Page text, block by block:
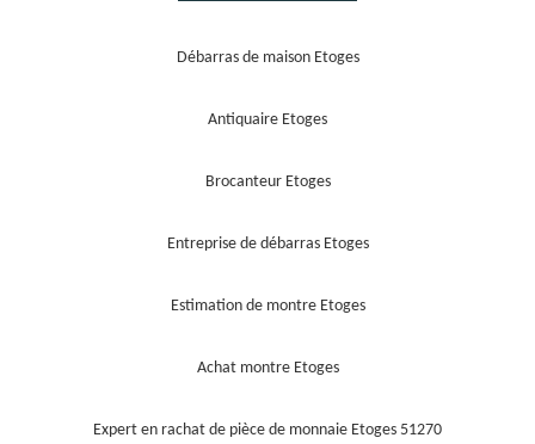
Débarras de maison Etoges
Antiquaire Etoges
Brocanteur Etoges
Entreprise de débarras Etoges
Estimation de montre Etoges
Achat montre Etoges
Expert en rachat de pièce de monnaie Etoges 51270